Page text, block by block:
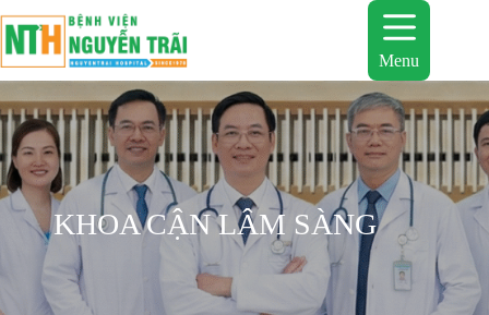
đến
phần
nội
dung
Menu
KHOA CẬN LÂM SÀNG